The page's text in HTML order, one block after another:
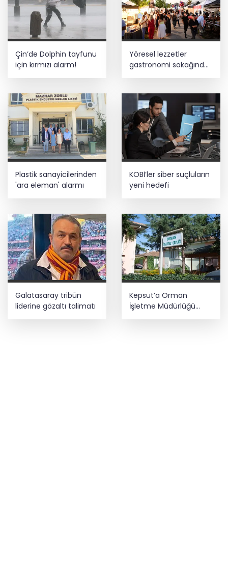
Çin’de Dolphin tayfunu
için kırmızı alarm!
Yöresel lezzetler
gastronomi sokağında
Plastik sanayicilerinden
'ara eleman' alarmı
KOBİ’ler siber suçluların
yeni hedefi
Galatasaray tribün
liderine gözaltı talimatı
Kepsut’a Orman
İşletme Müdürlüğü